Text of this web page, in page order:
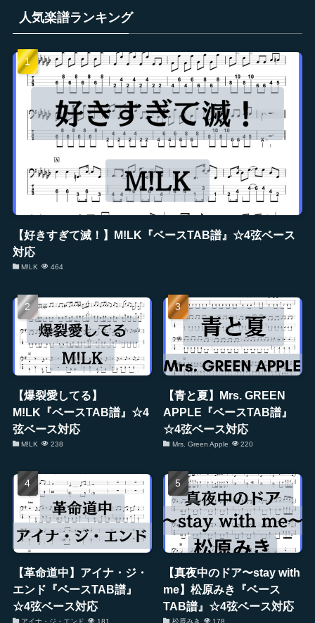
人気楽譜ランキング
【好きすぎて滅！】M!LK『ベースTAB譜』☆4弦ベース
対応
M!LK 464
【爆裂愛してる】
M!LK『ベースTAB譜』☆4
弦ベース対応
M!LK 238
【青と夏】Mrs. GREEN
APPLE『ベースTAB譜』
☆4弦ベース対応
Mrs. Green Apple 220
【革命道中】アイナ・ジ・
エンド『ベースTAB譜』
☆4弦ベース対応
アイナ・ジ・エンド 181
【真夜中のドア〜stay with
me】松原みき『ベース
TAB譜』☆4弦ベース対応
松原みき 178